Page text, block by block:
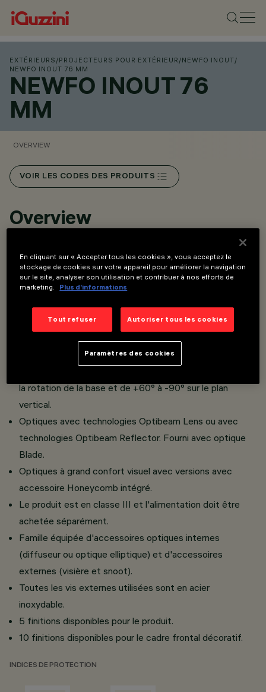
EXTÉRIEURS /PROJECTEURS POUR EXTÉRIEUR /NEWFO INOUT/
NEWFO INOUT 76 MM
NEWFO INOUT 76
MM
OVERVIEW
VOIR LES CODES DES PRODUITS
Overview
Projecteur pour application extérieure. Installation au sol,
au mur et au plafond.
Composé d'un compartiment optique, d'un joint et d'une
base en aluminium moulé sous pression et en verre
trempé.
acheté séparément.
la rotation de la base et de +60° à -90° sur le plan
vertical.
Optiques avec technologies Optibeam Lens ou avec
technologies Optibeam Reflector. Fourni avec optique
Blade.
Optiques à grand confort visuel avec versions avec
accessoire Honeycomb intégré.
Le produit est en classe III et l'alimentation doit être
achetée séparément.
Famille équipée d'accessoires optiques internes
(diffuseur ou optique elliptique) et d'accessoires
externes (visière et snoot).
Toutes les vis externes utilisées sont en acier
inoxydable.
5 finitions disponibles pour le produit.
10 finitions disponibles pour le cadre frontal décoratif.
INDICES DE PROTECTION
En cliquant sur « Accepter tous les cookies », vous acceptez le
stockage de cookies sur votre appareil pour améliorer la navigation
sur le site, analyser son utilisation et contribuer à nos efforts de
marketing.
Plus d’informations
Tout refuser Autoriser tous les cookies
Paramètres des cookies